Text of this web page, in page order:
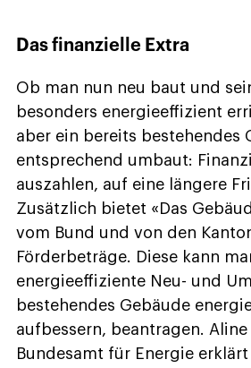
Das finanzielle Extra
Ob man nun neu baut und
besonders energieeffizient
aber ein bereits bestehendes
entsprechend umbaut:
auszahlen, auf eine längere
Zusätzlich bietet «Das
vom Bund und von den
Förderbeträge. Diese kann
energieeffiziente Neu- und
bestehendes Gebäude
aufbessern, beantragen.
Bundesamt für Energie